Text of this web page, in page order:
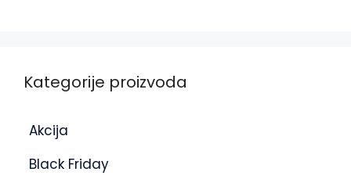
Kategorije proizvoda
Akcija
Black Friday